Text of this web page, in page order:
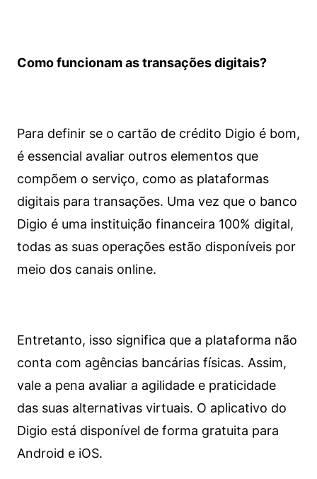
Como funcionam as transações digitais?
Para definir se o cartão de crédito Digio é bom,
é essencial avaliar outros elementos que
compõem o serviço, como as plataformas
digitais para transações. Uma vez que o banco
Digio é uma instituição financeira 100% digital,
todas as suas operações estão disponíveis por
meio dos canais online.
Entretanto, isso significa que a plataforma não
conta com agências bancárias físicas. Assim,
vale a pena avaliar a agilidade e praticidade
das suas alternativas virtuais. O aplicativo do
Digio está disponível de forma gratuita para
Android e iOS.